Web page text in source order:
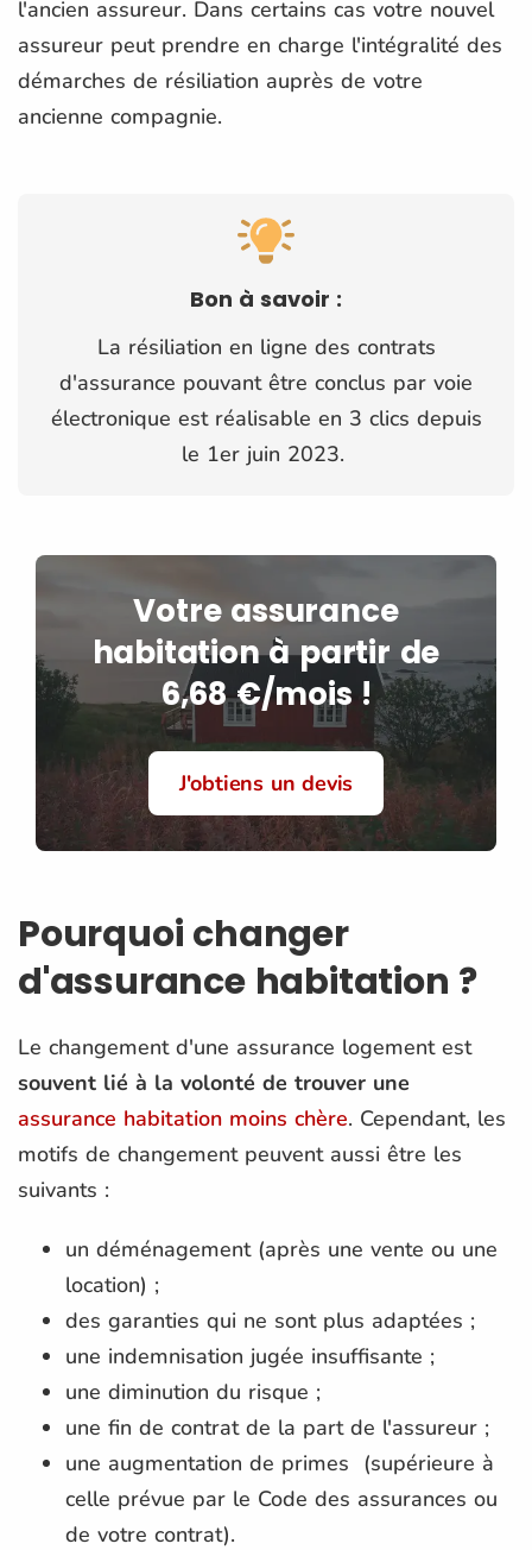
l'ancien assureur. Dans certains cas votre nouvel
assureur peut prendre en charge l'intégralité des
démarches de résiliation auprès de votre
ancienne compagnie.
Bon à savoir :
La résiliation en ligne des contrats
d'assurance pouvant être conclus par voie
électronique est réalisable en 3 clics depuis
le 1er juin 2023.
Votre assurance
habitation à partir de
6,68 €/mois !
J'obtiens un devis
Pourquoi changer
d'assurance habitation ?
Le changement d'une assurance logement est
souvent lié à la volonté de trouver une
assurance habitation moins chère. Cependant, les
motifs de changement peuvent aussi être les
suivants :
un déménagement (après une vente ou une
location) ;
des garanties qui ne sont plus adaptées ;
une indemnisation jugée insuffisante ;
une diminution du risque ;
une fin de contrat de la part de l'assureur ;
une augmentation de primes (supérieure à
celle prévue par le Code des assurances ou
de votre contrat).